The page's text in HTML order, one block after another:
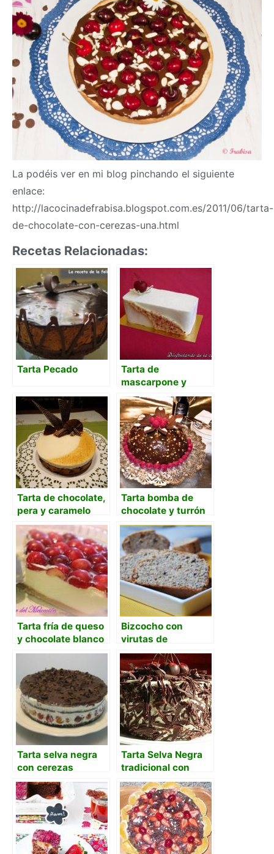
La podéis ver en mi blog pinchando el siguiente
enlace:
http://lacocinadefrabisa.blogspot.com.es/2011/06/tarta-
de-chocolate-con-cerezas-una.html
Recetas Relacionadas:
Tarta Pecado
Tarta de
mascarpone y
cerezas
Tarta de chocolate,
pera y caramelo
Tarta bomba de
chocolate y turrón
Tarta fría de queso
y chocolate blanco
con cerezas a la
gelatina de kirsch
Bizcocho con
virutas de
chocolate y polvo
de naranja
Tarta selva negra
con cerezas
Tarta Selva Negra
tradicional con
cerezas y
chocolate negro